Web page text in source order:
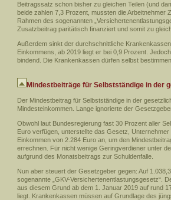
Beitragssatz schon bisher zu gleichen Teilen (und
beide zahlen 7,3 Prozent, mussten die Arbeitnehmer
Rahmen des sogenannten
Zusatzbeitrag paritätisch finanziert und somit zu
Außerdem sinkt der durchschnittliche
Einkommens, ab 2019 liegt er bei 0,9 Prozent.
bindend. Die Krankenkassen dürfen selbst
Mindestbeiträge für Selbstständige in der
Der Mindestbeitrag für Selbstständige in der
Mindesteinkommen. Lange ignorierte der
Obwohl laut Bundesregierung fast 30 Prozent aller
Euro verfügen, unterstellte das Gesetz,
Einkommen von 2.284 Euro an, um den
errechnen. Für nicht wenige Geringverdiener unter
aufgrund des Monatsbeitrags zur Schuldenfalle.
Nun aber steuert der Gesetzgeber gegen: Auf
sogenannte „GKV-Versichertenentlastungsgesetz“.
aus diesem Grund ab dem 1. Januar 2019 auf rund
liegt. Krankenkassen müssen auf Grundlage des